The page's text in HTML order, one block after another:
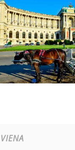
VIENA